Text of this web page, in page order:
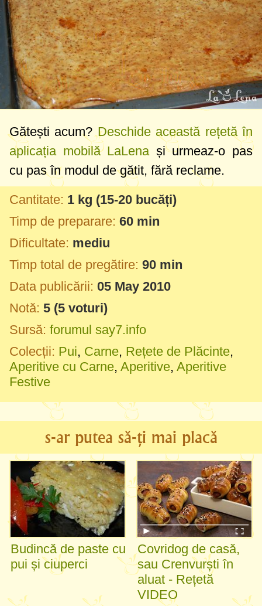
Gătești acum?Deschide această rețetă în
aplicația mobilă LaLenași urmeaz-o pas
cu pas în modul de gătit, fără reclame.
Cantitate: 1 kg (15-20 bucăți)
Timp de preparare: 60 min
Dificultate: mediu
Timp total de pregătire: 90 min
Data publicării: 05 May 2010
Notă: 5 (5 voturi)
Sursă: forumul say7.info
Colecții: Pui, Carne, Rețete de Plăcinte,
Aperitive cu Carne, Aperitive, Aperitive
Festive
s-ar putea să-ți mai placă
Budincă de paste cu
pui și ciuperci
Covridog de casă,
sau Crenvurști în
aluat - Rețetă
VIDEO